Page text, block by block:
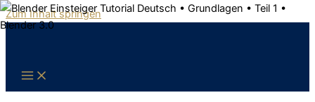
Zum Inhalt springen